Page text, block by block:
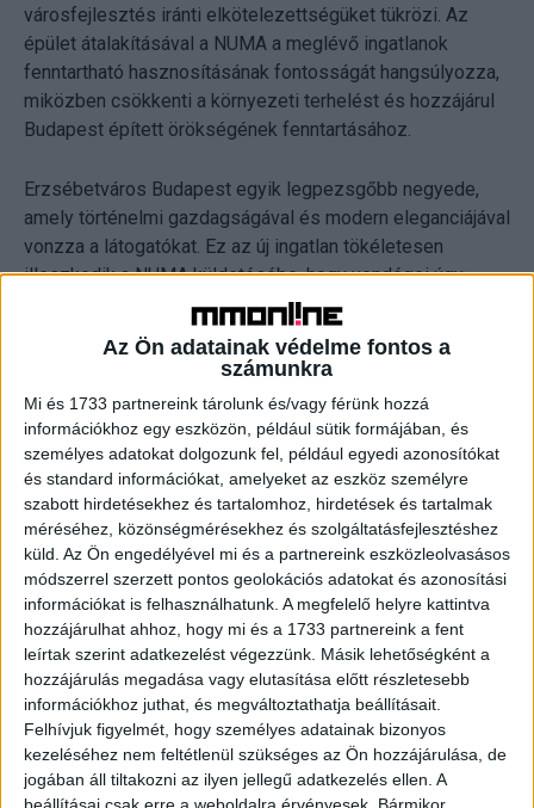
Az Ön adatainak védelme fontos a
számunkra
Mi és 1733 partnereink tárolunk és/vagy férünk hozzá
információkhoz egy eszközön, például sütik formájában, és
személyes adatokat dolgozunk fel, például egyedi azonosítókat
és standard információkat, amelyeket az eszköz személyre
szabott hirdetésekhez és tartalomhoz, hirdetések és tartalmak
méréséhez, közönségmérésekhez és szolgáltatásfejlesztéshez
küld. Az Ön engedélyével mi és a partnereink eszközleolvasásos
módszerrel szerzett pontos geolokációs adatokat és azonosítási
információkat is felhasználhatunk. A megfelelő helyre kattintva
hozzájárulhat ahhoz, hogy mi és a 1733 partnereink a fent
leírtak szerint adatkezelést végezzünk. Másik lehetőségként a
hozzájárulás megadása vagy elutasítása előtt részletesebb
információkhoz juthat, és megváltoztathatja beállításait.
Felhívjuk figyelmét, hogy személyes adatainak bizonyos
kezeléséhez nem feltétlenül szükséges az Ön hozzájárulása, de
jogában áll tiltakozni az ilyen jellegű adatkezelés ellen. A
beállításai csak erre a weboldalra érvényesek. Bármikor
városfejlesztés iránti elkötelezettségüket tükrözi. Az
épület átalakításával a NUMA a meglévő ingatlanok
fenntartható hasznosításának fontosságát hangsúlyozza,
miközben csökkenti a környezeti terhelést és hozzájárul
Budapest épített örökségének fenntartásához.
Erzsébetváros Budapest egyik legpezsgőbb negyede,
amely történelmi gazdagságával és modern eleganciájával
vonzza a látogatókat. Ez az új ingatlan tökéletesen
illeszkedik a NUMA küldetésébe, hogy vendégei úgy
érezzék magukat, mintha ők is helyi lakosok lennének. A
híres romkocsmák, az egyedi dizájnerüzletek, a
különleges utcakép és a sokszínű gasztronómiai kínálat
„Ez az együttműködés az első befektetésünk az
idegenforgalmi célú ingatlanok piacán, amellyel tovább
bővítjük az ingatlanportfóliónkat – nyilatkozta Nagy Gyula,
a GTC vezérigazgatója. – Az idegenforgalomba
belépésünkkel a fejlődő piaci igényekre reagálunk,
miközben magas hozamú, rugalmas eszközökkel
erősítjük befektetéseinket. Ez a partnerség lehetőséget
teremt arra, hogy ingatlanfejlesztési tapasztalatunkat
egyesítsük a NUMA bizonyítottan kiváló
ingatlanüzemeltetési szakértelmével és technológiaalapú
megoldásaival.”
„Budapest az európai turizmus egyik gyöngyszeme,